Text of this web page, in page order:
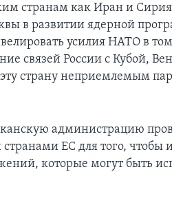
странам как Иран и
в развитии ядерной
усилия НАТО в
связей России с Кубой,
страну неприемлемым
администрацию
ЕС для того, чтобы
которые могут быть